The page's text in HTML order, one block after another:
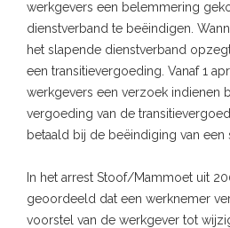
werkgevers een belemmering
dienstverband te beëindigen.
het slapende dienstverband
een transitievergoeding. Vanaf 1
werkgevers een verzoek indienen
vergoeding van de
betaald bij de beëindiging van een
In het arrest Stoof/Mammoet uit
geoordeeld dat een werknemer
voorstel van de werkgever tot